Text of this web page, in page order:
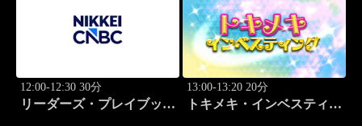
12:00-12:30 30分
リーダーズ・プレイブック
13:00-13:20 20分
トキメキ・インベスティン